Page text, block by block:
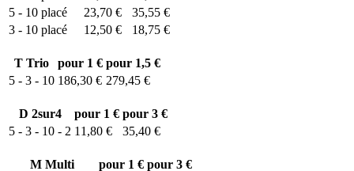
5 - 10 placé 23,70 €
35,55 €
3 - 10 placé 12,50 € 18,75 €
T Trio pour 1 € pour 1,5 €
5 - 3 - 10 186,30 € 279,45 €
D 2sur4 pour 1 € pour 3 €
5 - 3 - 10 - 2 11,80 € 35,40 €
M Multi pour 1 € pour 3 €